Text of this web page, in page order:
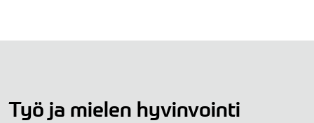
Työ ja mielen hyvinvointi